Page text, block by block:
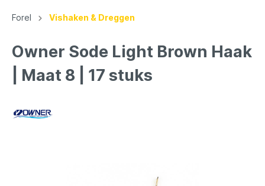
Forel Vishaken & Dreggen
Owner Sode Light Brown Haak
| Maat 8 | 17 stuks